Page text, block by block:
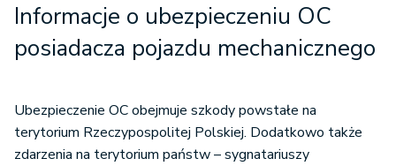
Informacje o ubezpieczeniu OC
posiadacza pojazdu mechanicznego
Ubezpieczenie OC obejmuje szkody powstałe na
terytorium Rzeczypospolitej Polskiej. Dodatkowo także
zdarzenia na terytorium państw – sygnatariuszy